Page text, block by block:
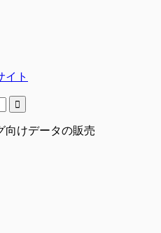
イト
向けデータの販売